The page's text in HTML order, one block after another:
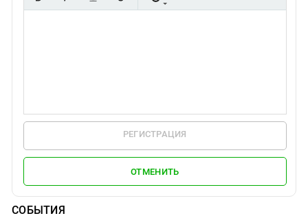
РЕГИСТРАЦИЯ
ОТМЕНИТЬ
СОБЫТИЯ